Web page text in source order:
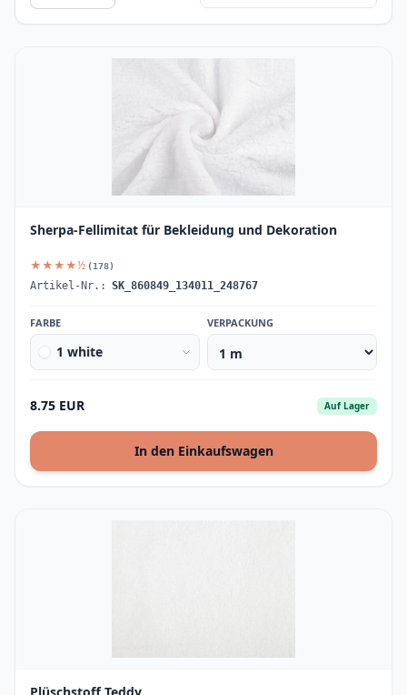
Sherpa-Fellimitat für Bekleidung und Dekoration
★★★★½ (178)
Artikel-Nr.: SK_860849_134011_248767
FARBE
1 white
VERPACKUNG
8.75 EUR Auf Lager
In den Einkaufswagen